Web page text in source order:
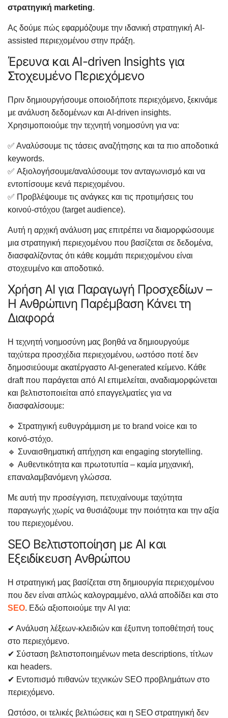
στρατηγική marketing.
Ας δούμε πώς εφαρμόζουμε την ιδανική στρατηγική AI-
assisted περιεχομένου στην πράξη.
Έρευνα και AI-driven Insights για
Στοχευμένο Περιεχόμενο
Πριν δημιουργήσουμε οποιοδήποτε περιεχόμενο, ξεκινάμε
με ανάλυση δεδομένων και AI-driven insights.
Χρησιμοποιούμε την τεχνητή νοημοσύνη για να:
✅ Αναλύσουμε τις τάσεις αναζήτησης και τα πιο αποδοτικά
keywords.
✅ Αξιολογήσουμε/αναλύσουμε τον ανταγωνισμό και να
εντοπίσουμε κενά περιεχομένου.
✅ Προβλέψουμε τις ανάγκες και τις προτιμήσεις του
κοινού-στόχου (target audience).
Αυτή η αρχική ανάλυση μας επιτρέπει να διαμορφώσουμε
μια στρατηγική περιεχομένου που βασίζεται σε δεδομένα,
διασφαλίζοντας ότι κάθε κομμάτι περιεχομένου είναι
στοχευμένο και αποδοτικό.
Χρήση AI για Παραγωγή Προσχεδίων –
Η Ανθρώπινη Παρέμβαση Κάνει τη
Διαφορά
Η τεχνητή νοημοσύνη μας βοηθά να δημιουργούμε
ταχύτερα προσχέδια περιεχομένου, ωστόσο ποτέ δεν
δημοσιεύουμε ακατέργαστο AI-generated κείμενο. Κάθε
draft που παράγεται από AI επιμελείται, αναδιαμορφώνεται
και βελτιστοποιείται από επαγγελματίες για να
διασφαλίσουμε:
🔹 Στρατηγική ευθυγράμμιση με το brand voice και το
κοινό-στόχο.
🔹 Συναισθηματική απήχηση και engaging storytelling.
🔹 Αυθεντικότητα και πρωτοτυπία – καμία μηχανική,
επαναλαμβανόμενη γλώσσα.
Με αυτή την προσέγγιση, πετυχαίνουμε ταχύτητα
παραγωγής χωρίς να θυσιάζουμε την ποιότητα και την αξία
του περιεχομένου.
SEO Βελτιστοποίηση με AI και
Εξειδίκευση Ανθρώπου
Η στρατηγική μας βασίζεται στη δημιουργία περιεχομένου
που δεν είναι απλώς καλογραμμένο, αλλά αποδίδει και στο
SEO. Εδώ αξιοποιούμε την AI για:
✔ Ανάλυση λέξεων-κλειδιών και έξυπνη τοποθέτησή τους
στο περιεχόμενο.
✔ Σύσταση βελτιστοποιημένων meta descriptions, τίτλων
και headers.
✔ Εντοπισμό πιθανών τεχνικών SEO προβλημάτων στο
περιεχόμενο.
Ωστόσο, οι τελικές βελτιώσεις και η SEO στρατηγική δεν